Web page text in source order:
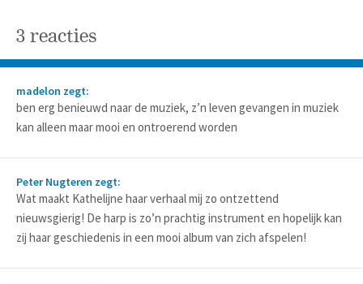
3 reacties
madelon zegt:
ben erg benieuwd naar de muziek, z’n leven gevangen in muziek
kan alleen maar mooi en ontroerend worden
Peter Nugteren zegt:
Wat maakt Kathelijne haar verhaal mij zo ontzettend
nieuwsgierig! De harp is zo’n prachtig instrument en hopelijk kan
zij haar geschiedenis in een mooi album van zich afspelen!